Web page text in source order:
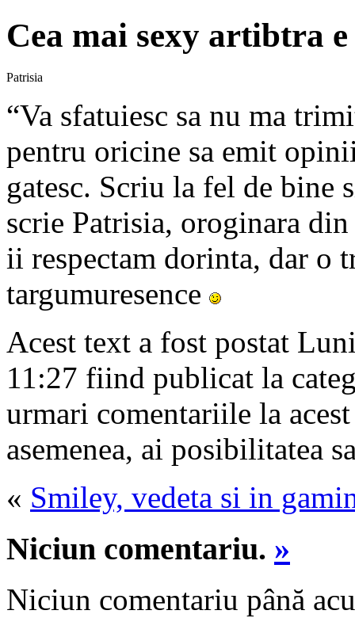
Cea mai sexy artibtra
Patrisia
“Va sfatuiesc sa nu ma
pentru oricine sa emit
gatesc. Scriu la fel de bine
scrie Patrisia, oroginara
ii respectam dorinta, dar o
targumuresence
Acest text a fost postat
11:27 fiind publicat la
urmari comentariile la
asemenea, ai posibilitatea
« Smiley, vedeta si in
Niciun comentariu. »
Niciun comentariu până